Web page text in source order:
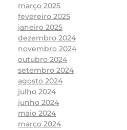
março 2025
fevereiro 2025
janeiro 2025
dezembro 2024
novembro 2024
outubro 2024
setembro 2024
agosto 2024
julho 2024
junho 2024
maio 2024
março 2024